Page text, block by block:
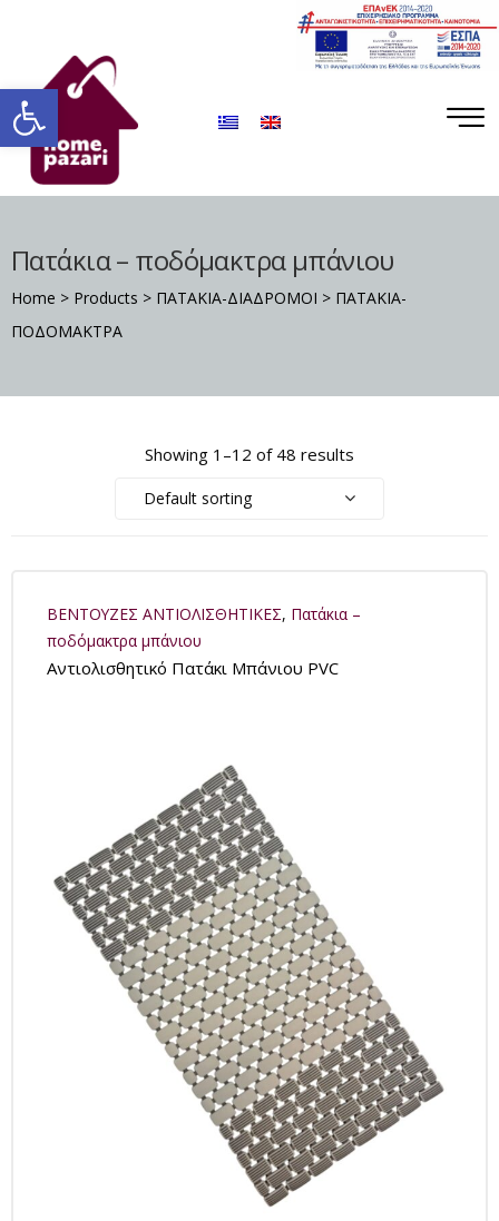
Ανοίξτε τη γραμμή εργαλείων
Πατάκια – ποδόμακτρα μπάνιου
Home > Products > ΠΑΤΑΚΙΑ-ΔΙΑΔΡΟΜΟΙ > ΠΑΤΑΚΙΑ-
ΠΟΔΟΜΑΚΤΡΑ
Showing 1–12 of 48 results
Default sorting
ΒΕΝΤΟΥΖΕΣ ΑΝΤΙΟΛΙΣΘΗΤΙΚΕΣ, Πατάκια –
ποδόμακτρα μπάνιου
Αντιολισθητικό Πατάκι Μπάνιου PVC